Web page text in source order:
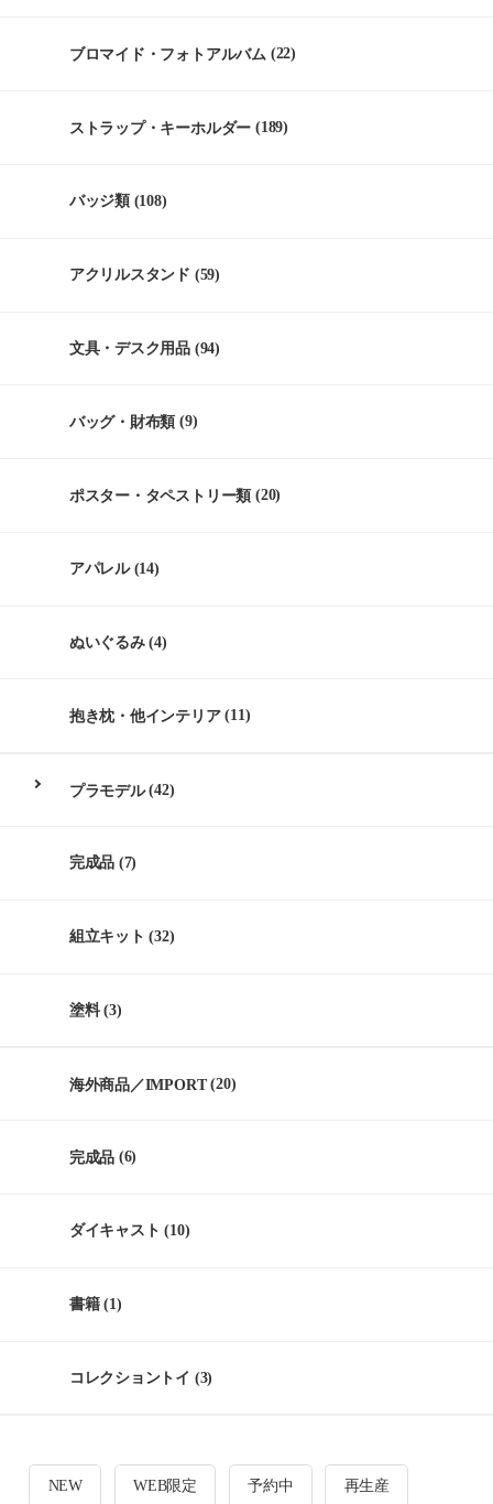
ブロマイド・フォトアルバム (22)
ストラップ・キーホルダー (189)
バッジ類(108)
アクリルスタンド (59)
文具・デスク用品 (94)
バッグ・財布類 (9)
ポスター・タペストリー類 (20)
アパレル(14)
ぬいぐるみ(4)
抱き枕・他インテリア(11)
プラモデル(42)
完成品 (7)
組立キット (32)
塗料(3)
海外商品／IMPORT(20)
完成品 (6)
ダイキャスト (10)
書籍(1)
コレクショントイ (3)
NEW WEB限定 予約中 再生産